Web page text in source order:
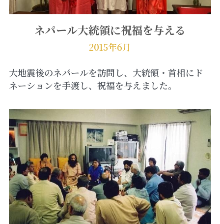
ネパール大統領に祝福を与える
2015年6月
大地震後のネパールを訪問し、大統領・首相にド
ネーションを手渡し、祝福を与えました。